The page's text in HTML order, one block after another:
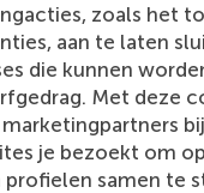
zoals het
aan te laten
die kunnen
Met deze
je bezoekt om
profielen samen te